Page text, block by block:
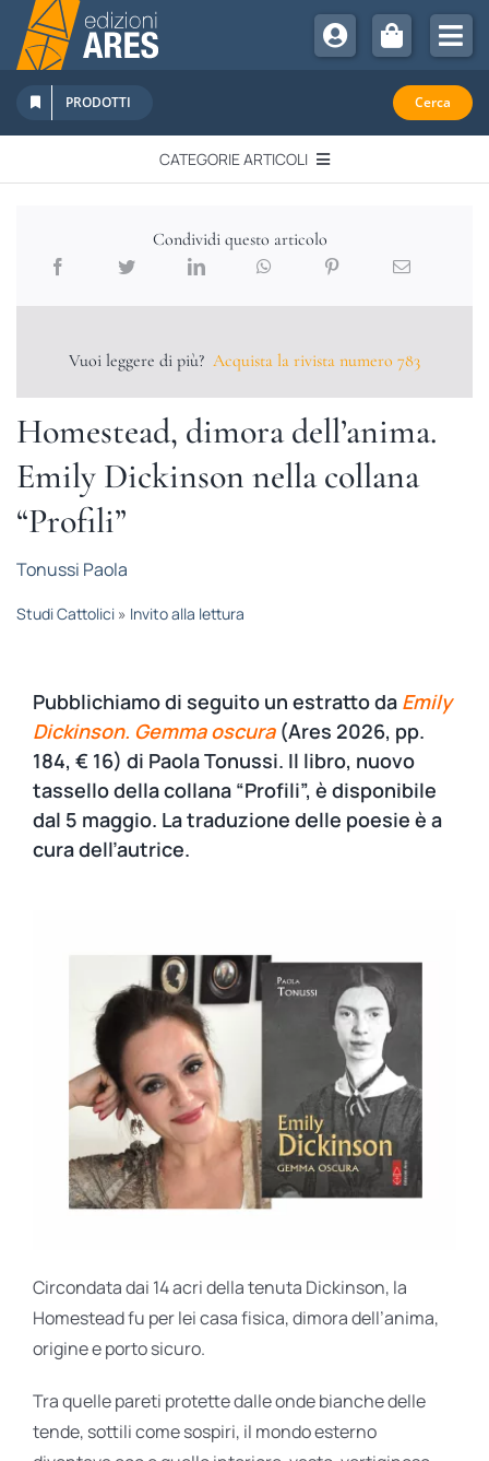
Salta
contenuto
Chi Siamo
Sostienici
Abbonamenti
Newsletter
Libri Ares
PRODOTTI Cerca
CATEGORIE ARTICOLI
QUADERNI MONOGRAFICI
RECENSIONI
Condividi questo articolo
Vuoi leggere di più? Acquista la rivista numero 783
Homestead, dimora dell’anima.
Emily Dickinson nella collana
“Profili”
Tonussi Paola
Studi Cattolici» Invito alla lettura
Pubblichiamo di seguito un estratto da Emily
Dickinson. Gemma oscura (Ares 2026, pp.
184, € 16) di Paola Tonussi. Il libro, nuovo
tassello della collana “Profili”, è disponibile
dal 5 maggio. La traduzione delle poesie è a
cura dell’autrice.
Circondata dai 14 acri della tenuta Dickinson, la
Homestead fu per lei casa fisica, dimora dell’anima,
origine e porto sicuro.
Tra quelle pareti protette dalle onde bianche delle
tende, sottili come sospiri, il mondo esterno